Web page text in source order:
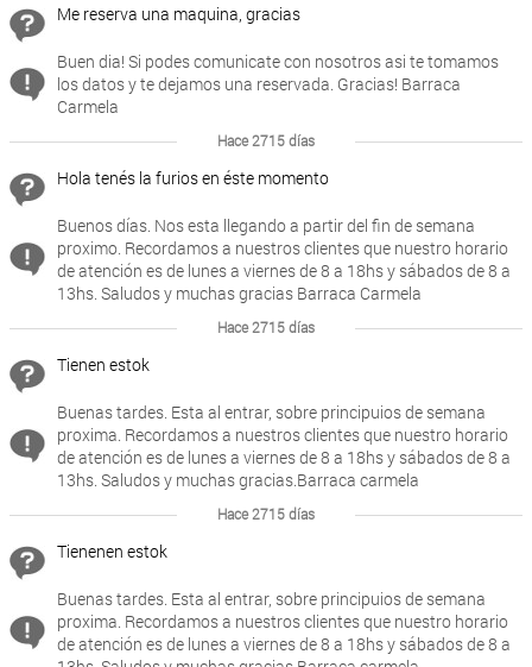
Me reserva una maquina, gracias
Buen dia! Si podes comunicate con nosotros asi te tomamos
los datos y te dejamos una reservada. Gracias! Barraca
Carmela
Hace 2715 días
Hola tenés la furios en éste momento
Buenos días. Nos esta llegando a partir del fin de semana
proximo. Recordamos a nuestros clientes que nuestro horario
de atención es de lunes a viernes de 8 a 18hs y sábados de 8 a
13hs. Saludos y muchas gracias Barraca Carmela
Hace 2715 días
Tienen estok
Buenas tardes. Esta al entrar, sobre principuios de semana
proxima. Recordamos a nuestros clientes que nuestro horario
de atención es de lunes a viernes de 8 a 18hs y sábados de 8 a
13hs. Saludos y muchas gracias.Barraca carmela
Hace 2715 días
Tienenen estok
Buenas tardes. Esta al entrar, sobre principuios de semana
proxima. Recordamos a nuestros clientes que nuestro horario
de atención es de lunes a viernes de 8 a 18hs y sábados de 8 a